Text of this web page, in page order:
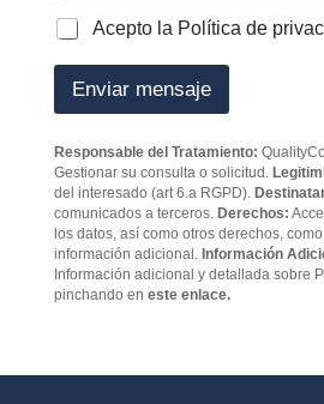
o
r
e
*
P
l
t
c
a
d
e
p
r
i
Acepto la Política de
Enviar mensaje
Responsable del Tratamiento:
Gestionar su consulta o solicitud.
del interesado (art 6.a RGPD).
comunicados a terceros. Derechos:
los datos, así como otros derechos,
información adicional. Información
Información adicional y detallada sobre
pinchando en este enlace.